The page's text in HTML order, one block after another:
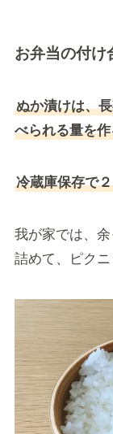
お弁当の付け
ぬか漬けは、
べられる量を
冷蔵庫保存で
我が家では、
詰めて、ピクニ